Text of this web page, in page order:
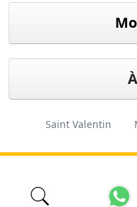
Saint Valentin
İzmir Çiçekçi